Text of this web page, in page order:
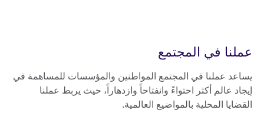
عملنا في المجتمع
يساعد عملنا في المجتمع المواطنين والمؤسسات للمساهمة في
إيجاد عالم أكثر احتواءً وانفتاحاً وازدهاراً، حيث يربط عملنا
القضايا المحلية بالمواضيع العالمية.